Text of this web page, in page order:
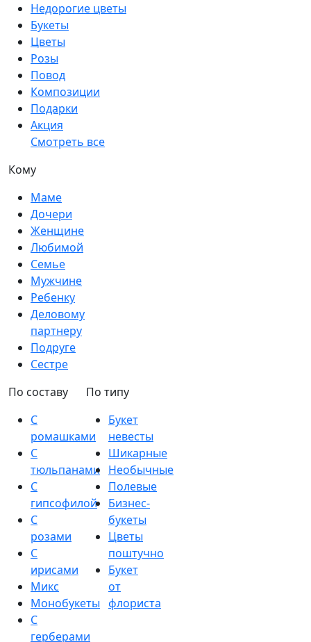
Недорогие цветы
Букеты
Цветы
Розы
Повод
Композиции
Подарки
Акция
Смотреть все
Кому
Маме
Дочери
Женщине
Любимой
Семье
Мужчине
Ребенку
Деловому
партнеру
Подруге
Сестре
По составу
С
ромашками
С
тюльпанами
С
гипсофилой
С
розами
С
ирисами
Микс
Монобукеты
С
герберами
По типу
Букет
невесты
Шикарные
Необычные
Полевые
Бизнес-
букеты
Цветы
поштучно
Букет
от
флориста